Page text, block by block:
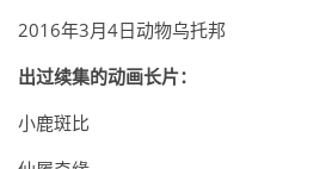
2016年3月4日动物乌托邦
出过续集的动画长片：
小鹿斑比